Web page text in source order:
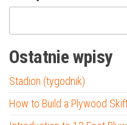
Ostatnie wpisy
Stadion (tygodnik)
How to Build a Plywood